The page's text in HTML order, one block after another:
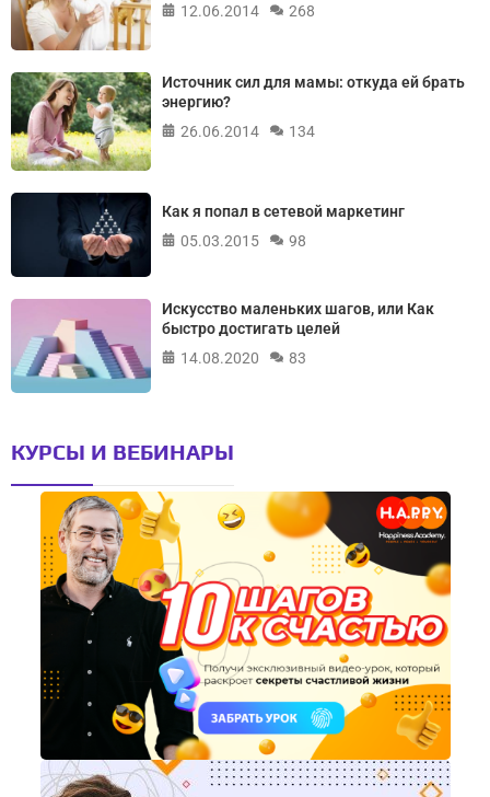
12.06.2014
268
Источник сил для мамы: откуда ей брать
энергию?
26.06.2014
134
Как я попал в сетевой маркетинг
05.03.2015
98
Искусство маленьких шагов, или Как
быстро достигать целей
14.08.2020
83
КУРСЫ И ВЕБИНАРЫ